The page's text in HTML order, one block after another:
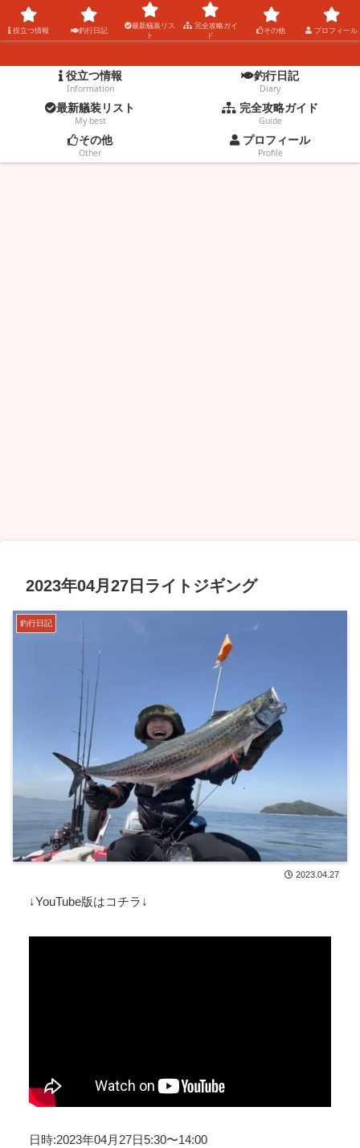
コウタの釣りblog。
役立つ情報
Information
釣行日記
Diary
最新艤装リスト
My best
完全攻略ガイド
Guide
その他
Other
プロフィール
Profile
2023年04月27日ライトジギング
釣行日記
2023.04.27
↓YouTube版はコチラ↓
日時:2023年04月27日5:30〜14:00
役立つ情報 釣行日記
最新艤装リス
ト
完全攻略ガイ
ド
その他 プロフィール